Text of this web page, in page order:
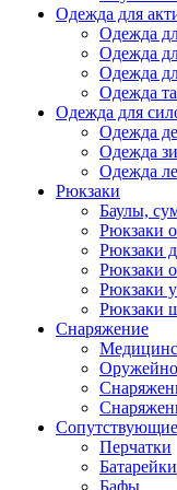
Одежда для
Одежда
Одежда
Одежда
Одежда
Одежда для
Одежда
Одежда
Одежда
Рюкзаки
Баулы,
Рюкзаки
Рюкзаки
Рюкзаки
Рюкзаки
Рюкзаки
Снаряжение
Перчатки
Батарейки
Бафы